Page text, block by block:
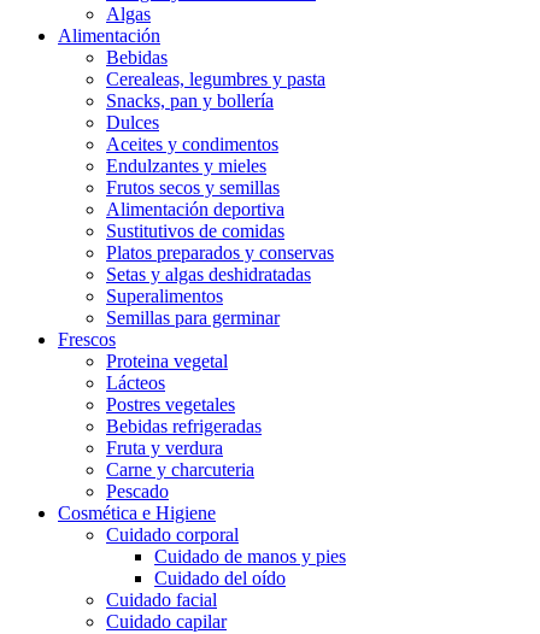
Algas
Alimentación
Bebidas
Cerealeas, legumbres y pasta
Snacks, pan y bollería
Dulces
Aceites y condimentos
Endulzantes y mieles
Frutos secos y semillas
Alimentación deportiva
Sustitutivos de comidas
Platos preparados y conservas
Setas y algas deshidratadas
Superalimentos
Semillas para germinar
Frescos
Proteina vegetal
Lácteos
Postres vegetales
Bebidas refrigeradas
Fruta y verdura
Carne y charcuteria
Pescado
Cosmética e Higiene
Cuidado corporal
Cuidado de manos y pies
Cuidado del oído
Cuidado facial
Cuidado capilar